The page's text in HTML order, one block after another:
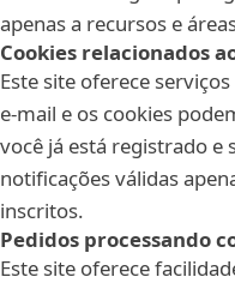
apenas a recursos e
Cookies relacionados
Este site oferece
e-mail e os cookies
você já está registrado
notificações válidas
inscritos.
Pedidos processando
Este site oferece